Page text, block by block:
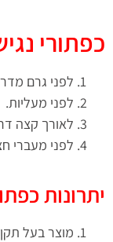
כפתורי
לפני גרם
לפני מעליות.
לאורך קצה
לפני מעברי
יתרונות
מוצר בעל